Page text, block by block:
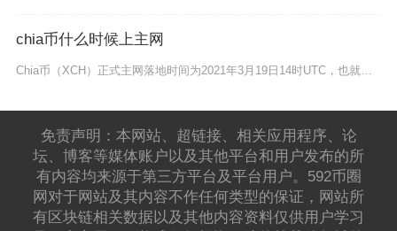
chia币什么时候上主网
Chia币（XCH）正式主网落地时间为2021年3月19日14时UTC，也就是北京时间当日
免责声明：本网站、超链接、相关应用程序、论
坛、博客等媒体账户以及其他平台和用户发布的所
有内容均来源于第三方平台及平台用户。592币圈
网对于网站及其内容不作任何类型的保证，网站所
有区块链相关数据以及其他内容资料仅供用户学习